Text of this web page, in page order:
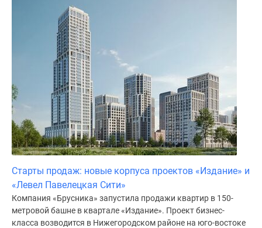
Новой
Москве
Готовые
коттеджные
поселки
коттеджные
поселки
Коттеджные
поселки
Старты продаж: новые корпуса проектов «Издание» и
«Левел Павелецкая Сити»
Компания «Брусника» запустила продажи квартир в 150-
метровой башне в квартале «Издание». Проект бизнес-
класса возводится в Нижегородском районе на юго-востоке